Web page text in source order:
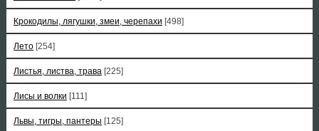
Крокодилы, лягушки, змеи, черепахи [498]
Лето [254]
Листья, листва, трава [225]
Лисы и волки [111]
Львы, тигры, пантеры [125]